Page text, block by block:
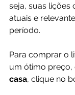
seja, suas lições
atuais e
período.
Para comprar o
um ótimo preço,
casa, clique no